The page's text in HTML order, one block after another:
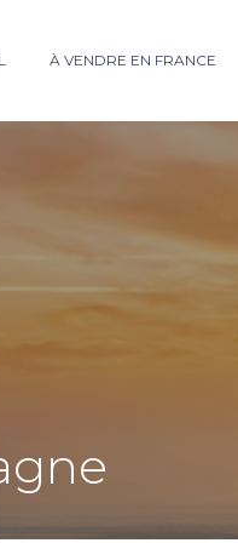
À VENDRE EN FRANCE